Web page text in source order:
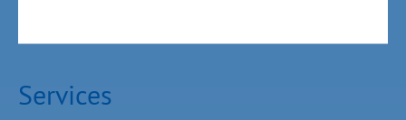
Services